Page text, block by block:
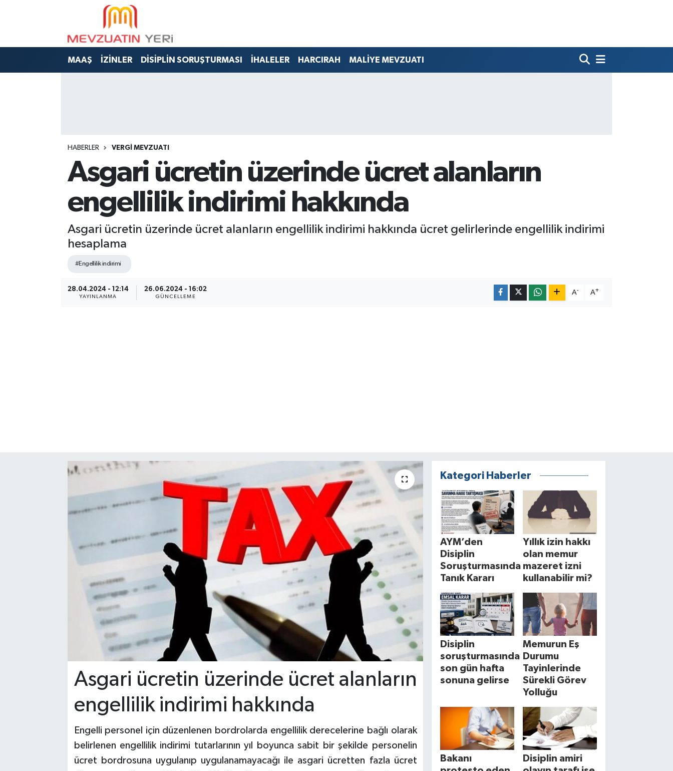
MAAŞ İZİNLER DİSİPLİN SORUŞTURMASI İHALELER HARCIRAH MALİYE MEVZUATI
HABERLER VERGİ MEVZUATI
Asgari ücretin üzerinde ücret alanların
engellilik indirimi hakkında
Asgari ücretin üzerinde ücret alanların engellilik indirimi hakkında ücret gelirlerinde engellilik indirimi
hesaplama
#Engellilik indirimi
28.04.2024 - 12:14
YAYINLANMA
26.06.2024 - 16:02
GÜNCELLEME
A- A+
Asgari ücretin üzerinde ücret alanların
engellilik indirimi hakkında
Engelli personel için düzenlenen bordrolarda engellilik derecelerine bağlı olarak
belirlenen engellilik indirimi tutarlarının yıl boyunca sabit bir şekilde personelin
ücret bordrosuna uygulanıp uygulanamayacağı ile asgari ücretten fazla ücret
Kategori Haberler
AYM’den
Disiplin
Soruşturmasında
Tanık Kararı
Yıllık izin hakkı
olan memur
mazeret izni
kullanabilir mi?
Disiplin
soruşturmasında
son gün hafta
sonuna gelirse
Memurun Eş
Durumu
Tayinlerinde
Sürekli Görev
Yolluğu
Bakanı
Disiplin amiri